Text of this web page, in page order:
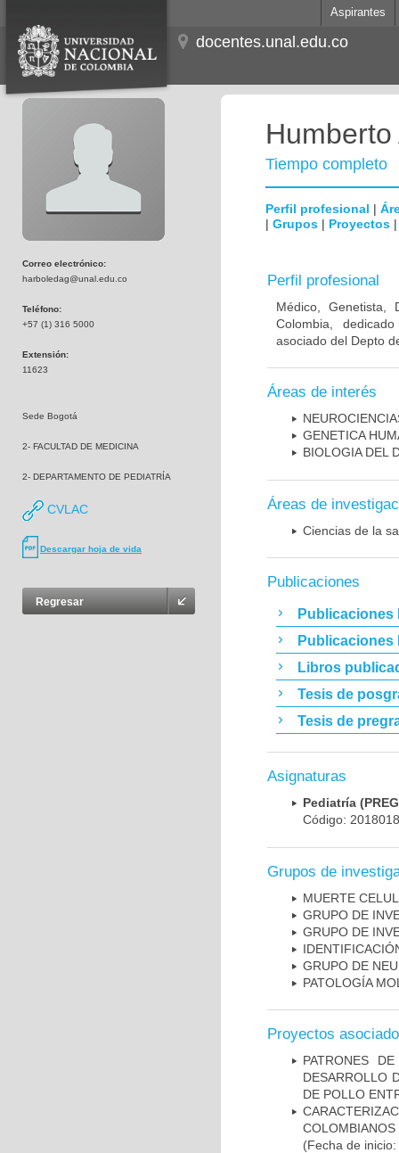
Aspirantes
docentes.unal.edu.co
Correo electrónico:
harboledag@unal.edu.co
Teléfono:
+57 (1) 316 5000
Extensión:
11623
Sede Bogotá
2- FACULTAD DE MEDICINA
2- DEPARTAMENTO DE PEDIATRÍA
CVLAC
Descargar hoja de vida
Regresar
Tiempo completo
Perfil profesional |
| Grupos | Proyectos
Perfil profesional
Médico, Genetista,
Colombia,
asociado del Depto
Áreas de interés
GENETICA
BIOLOGIA DEL
Áreas de
Ciencias de la
Publicaciones
Publicaciones
Publicaciones
Libros
Tesis de
Tesis de
Asignaturas
Pediatría
Código:
Grupos de
MUERTE
GRUPO DE
GRUPO DE
GRUPO DE
PATOLOGÍA
Proyectos
PATRONES
DESARROLLO
DE POLLO
(Fecha de